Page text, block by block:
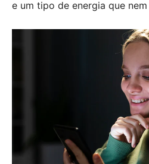
e um tipo de energia que